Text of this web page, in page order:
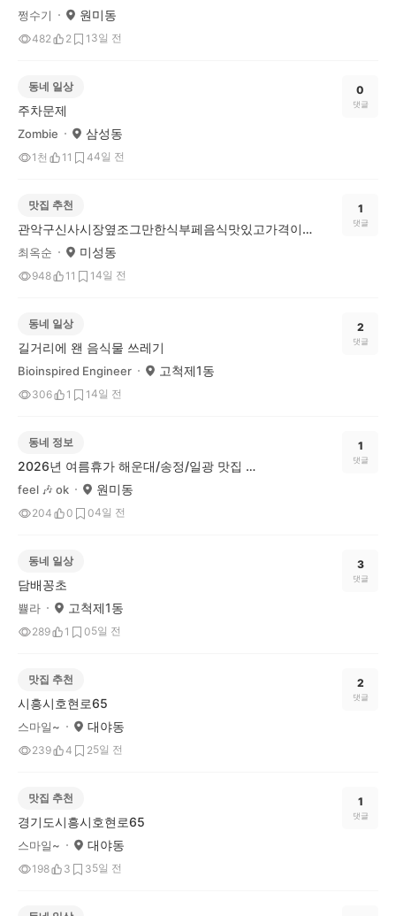
쩡수기 원미동
482 2 1 3일 전
동네 일상
주차문제
Zombie 삼성동
1천 11 44일 전
0
댓글
맛집 추천
관악구신사시장옆조그만한식부페음식맛있고가격이구천원ㅅ인데요반찬은요일에따라틀리구요반찬다섯가지구요월요일수육하고된장국맛있구있어구요셋번갔는데맛갈났어요자주이용바람
최옥순 미성동
948 11 14일 전
1
댓글
동네 일상
길거리에 왠 음식물 쓰레기
Bioinspired Engineer 고척제1동
306 1 14일 전
2
댓글
동네 정보
2026년 여름휴가 해운대/송정/일광 맛집 투어 go go 🎶
feel 🎶 ok 원미동
204 0 04일 전
1
댓글
동네 일상
담배꽁초
쁄라 고척제1동
289 1 05일 전
3
댓글
맛집 추천
시흥시호현로65
스마일~ 대야동
239 4 25일 전
2
댓글
맛집 추천
경기도시흥시호현로65
스마일~ 대야동
198 3 35일 전
1
댓글